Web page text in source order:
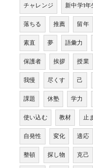
チャレンジ
新中学1年
落ちる
推薦 留年
素直
夢 語彙力
保護者
挨拶 授業
我慢
尽くす 己
課題
休塾 学力
使い込む
教材 止
自発性
変化 適応
整頓
探し物 克己